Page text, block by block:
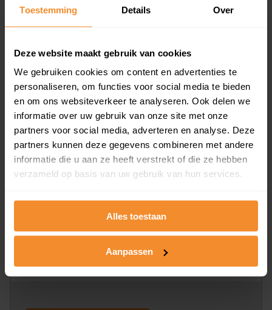
Toestemming Details Over
Deze website maakt gebruik van cookies
We gebruiken cookies om content en advertenties te
personaliseren, om functies voor social media te bieden
en om ons websiteverkeer te analyseren. Ook delen we
informatie over uw gebruik van onze site met onze
partners voor social media, adverteren en analyse. Deze
partners kunnen deze gegevens combineren met andere
informatie die u aan ze heeft verstrekt of die ze hebben
verzameld op basis van uw gebruik van hun services.
Alles toestaan
Aanpassen
Een overzicht van alle verkochte woningen (koopsom
en koopdatum) binnen een postcodegebied. Dit
koopsommen.
Bekijk product
Direct leverbaar
Alleen globale ligging perceel
Een uitgebreid overzicht van het perceel en
omliggende percelen met de kadastrale erfgrenzen,